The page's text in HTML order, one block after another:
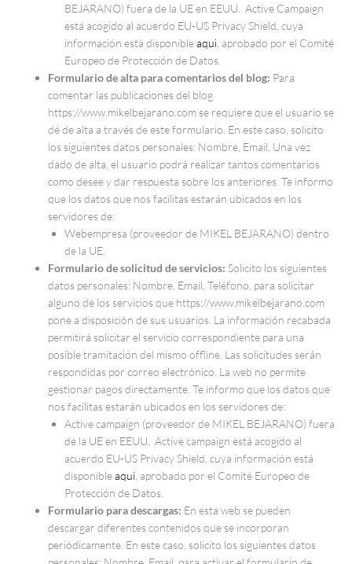
BEJARANO) fuera de la UE en EEUU. Active Campaign
está acogido al acuerdo EU-US Privacy Shield, cuya
información está disponibleaqui, aprobado por el Comité
Europeo de Protección de Datos.
Formulario de alta para comentarios del blog: Para
comentar las publicaciones del blog
https://www.mikelbejarano.com se requiere que el usuario se
dé de alta a través de este formulario. En este caso, solicito
los siguientes datos personales: Nombre, Email, Una vez
dado de alta, el usuario podrá realizar tantos comentarios
como desee y dar respuesta sobre los anteriores. Te informo
que los datos que nos facilitas estarán ubicados en los
servidores de:
Webempresa (proveedor de MIKEL BEJARANO) dentro
de la UE.
Formulario de solicitud de servicios: Solicito los siguientes
datos personales: Nombre, Email, Teléfono, para solicitar
alguno de los servicios que https://www.mikelbejarano.com
pone a disposición de sus usuarios. La información recabada
permitirá solicitar el servicio correspondiente para una
posible tramitación del mismo offline. Las solicitudes serán
respondidas por correo electrónico. La web no permite
gestionar pagos directamente. Te informo que los datos que
nos facilitas estarán ubicados en los servidores de:
Active campaign (proveedor de MIKEL BEJARANO) fuera
de la UE en EEUU. Active campaign está acogido al
acuerdo EU-US Privacy Shield, cuya información está
disponibleaqui, aprobado por el Comité Europeo de
Protección de Datos.
Formulario para descargas: En esta web se pueden
descargar diferentes contenidos que se incorporan
periódicamente. En este caso, solicito los siguientes datos